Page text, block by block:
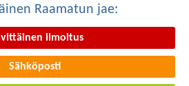
Raamatun jae:
ilmoitus
Sähköposti